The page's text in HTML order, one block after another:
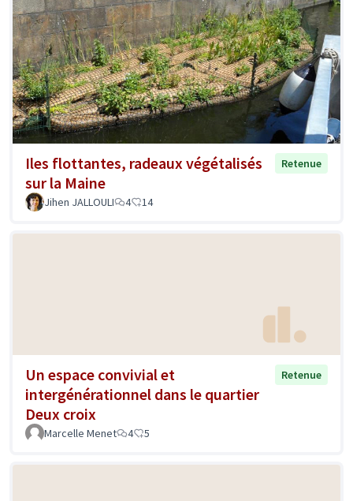
Iles flottantes, radeaux végétalisés
sur la Maine
Retenue
Jihen JALLOULI 4 14
Un espace convivial et
intergénérationnel dans le quartier
Deux croix
Retenue
Marcelle Menet 4 5